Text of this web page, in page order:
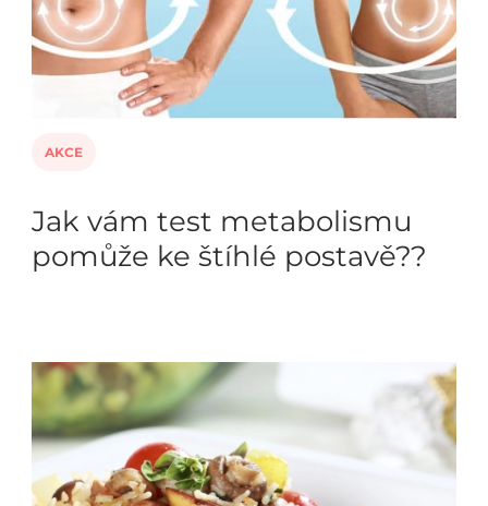
AKCE
Jak vám test metabolismu
pomůže ke štíhlé postavě??